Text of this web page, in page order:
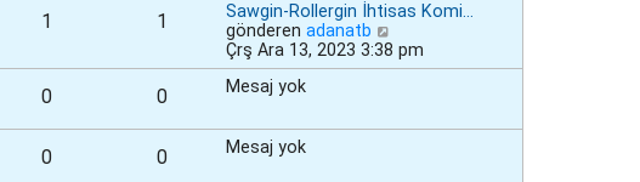
1 1
Sawgin-Rollergin İhtisas Komi…
gönderen adanatb
o
n
s
Çrş Ara 13, 2023 3:38 pm
0 0 Mesaj yok
0 0 Mesaj yok